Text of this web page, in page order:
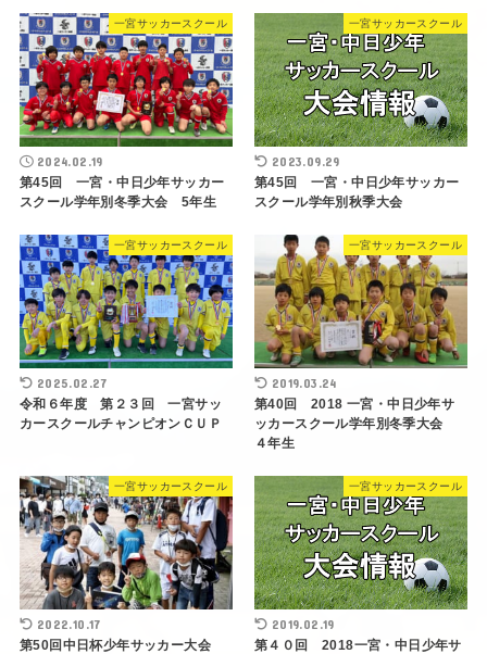
一宮サッカースクール
2024.02.19
第45回 一宮・中日少年サッカー
スクール学年別冬季大会 5年生
一宮サッカースクール
2023.09.29
第45回 一宮・中日少年サッカー
スクール学年別秋季大会
一宮サッカースクール
2025.02.27
令和６年度 第２３回 一宮サッ
カースクールチャンピオンＣＵＰ
一宮サッカースクール
2019.03.24
第40回 2018 一宮・中日少年サ
ッカースクール学年別冬季大会
４年生
一宮サッカースクール
2022.10.17
第50回中日杯少年サッカー大会
一宮サッカースクール
2019.02.19
第４０回 2018一宮・中日少年サ